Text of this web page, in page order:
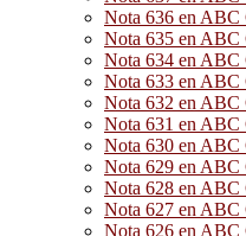
Nota 636 en ABC
Nota 635 en ABC
Nota 634 en ABC
Nota 633 en ABC
Nota 632 en ABC
Nota 631 en ABC
Nota 630 en ABC
Nota 629 en ABC
Nota 628 en ABC
Nota 627 en ABC
Nota 626 en ABC